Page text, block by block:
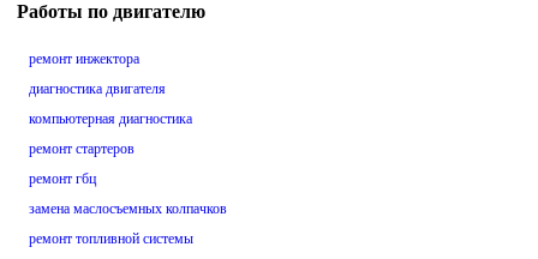
Работы по двигателю
ремонт инжектора
диагностика двигателя
компьютерная диагностика
ремонт стартеров
ремонт гбц
замена маслосъемных колпачков
ремонт топливной системы